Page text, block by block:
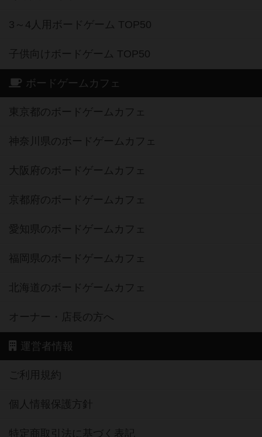
3～4人用ボードゲーム TOP50
子供向けボードゲーム TOP50
ボードゲームカフェ
東京都のボードゲームカフェ
神奈川県のボードゲームカフェ
大阪府のボードゲームカフェ
京都府のボードゲームカフェ
愛知県のボードゲームカフェ
福岡県のボードゲームカフェ
北海道のボードゲームカフェ
オーナー・店長の方へ
運営者情報
ご利用規約
個人情報保護方針
特定商取引法に基づく表記